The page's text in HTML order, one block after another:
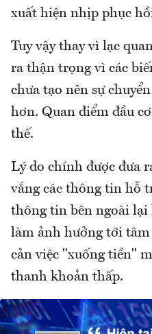
xuất hiện nhịp phục
Tuy vậy thay vì lạc
ra thận trọng vì các
chưa tạo nên sự
hơn. Quan điểm đầu
thế.
Lý do chính được đưa
vắng các thông tin hỗ
thông tin bên ngoài lại
làm ảnh hưởng tới
cản việc "xuống tiền"
thanh khoản thấp.